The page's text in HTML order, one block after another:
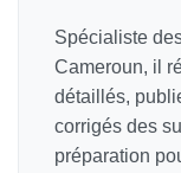
Spécialiste
Cameroun, il
détaillés,
corrigés des
préparation